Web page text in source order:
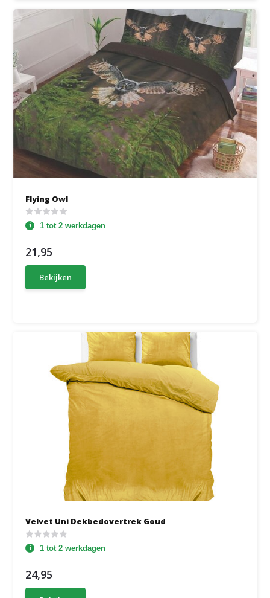
Flying Owl
1 tot 2 werkdagen
21,95
Bekijken
Velvet Uni Dekbedovertrek Goud
1 tot 2 werkdagen
24,95